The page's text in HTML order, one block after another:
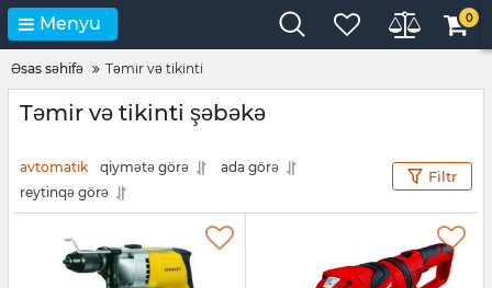
Menyu 0
Əsas səhifə Təmir və tikinti
Təmir və tikinti şəbəkə
avtomatik qiymətə görə
ada görə
reytinqə görə
Filtr